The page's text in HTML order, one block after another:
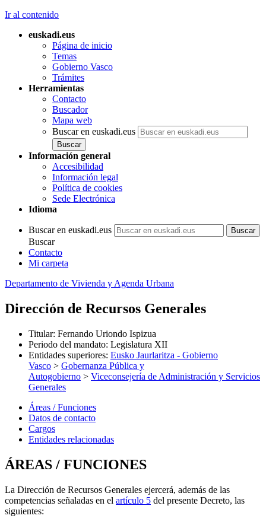
Ir al contenido
euskadi.eus
Página de inicio
Temas
Gobierno Vasco
Trámites
Herramientas
Contacto
Buscador
Mapa web
Buscar en euskadi.eus
Información general
Accesibilidad
Información legal
Política de cookies
Sede Electrónica
Idioma
Buscar en euskadi.eus
Buscar
Contacto
Mi carpeta
Departamento de Vivienda y Agenda Urbana
Dirección de Recursos Generales
Titular: Fernando Uriondo Ispizua
Periodo del mandato: Legislatura XII
Entidades superiores: Eusko Jaurlaritza - Gobierno
Vasco > Gobernanza Pública y
Autogobierno > Viceconsejería de Administración y Servicios
Generales
Áreas / Funciones
Datos de contacto
Cargos
Entidades relacionadas
ÁREAS / FUNCIONES
La Dirección de Recursos Generales ejercerá, además de las
competencias señaladas en el artículo 5 del presente Decreto, las
siguientes: